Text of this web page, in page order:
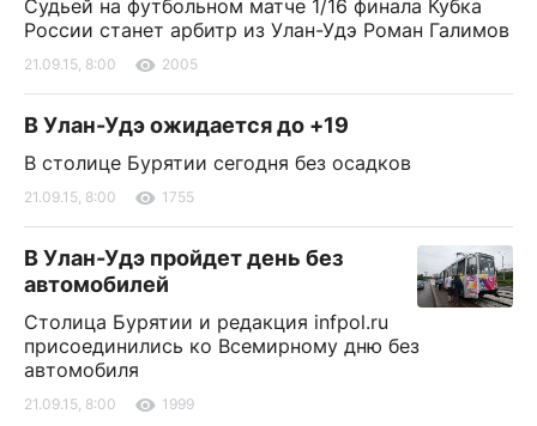
Судьей на футбольном матче 1/16 финала Кубка
России станет арбитр из Улан-Удэ Роман Галимов
21.09.15, 8:00 2005
В Улан-Удэ ожидается до +19
В столице Бурятии сегодня без осадков
21.09.15, 8:00 1755
В Улан-Удэ пройдет день без
автомобилей
Столица Бурятии и редакция infpol.ru
присоединились ко Всемирному дню без
автомобиля
21.09.15, 8:00 1999